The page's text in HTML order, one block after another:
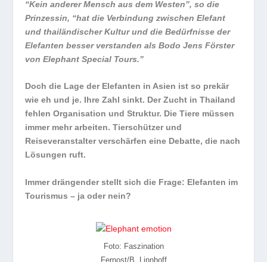
“Kein anderer Mensch aus dem Westen”, so die
Prinzessin, “hat die Verbindung zwischen Elefant
und thailändischer Kultur und die Bedürfnisse der
Elefanten besser verstanden als Bodo Jens Förster
von Elephant Special Tours.”
Doch die Lage der Elefanten in Asien ist so prekär
wie eh und je. Ihre Zahl sinkt. Der Zucht in Thailand
fehlen Organisation und Struktur. Die Tiere müssen
immer mehr arbeiten. Tierschützer und
Reiseveranstalter verschärfen eine Debatte, die nach
Lösungen ruft.
Immer drängender stellt sich die Frage: Elefanten im
Tourismus – ja oder nein?
Foto: Faszination
Fernost/B. Linnhoff